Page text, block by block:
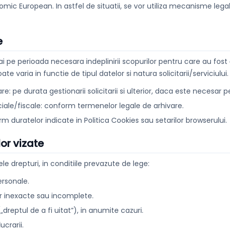
European. In astfel de situatii, se vor utiliza mecanisme
pe perioada necesara indeplinirii scopurilor pentru care au
varia in functie de tipul datelor si natura solicitarii/serviciului.
pe durata gestionarii solicitarii si ulterior, daca este necesar
fiscale: conform termenelor legale de arhivare.
duratelor indicate in Politica Cookies sau setarilor browserului.
vizate
drepturi, in conditiile prevazute de lege:
inexacte sau incomplete.
de a fi uitat”), in anumite cazuri.